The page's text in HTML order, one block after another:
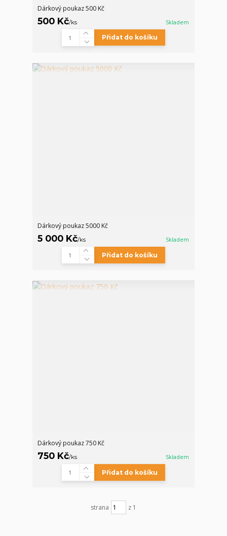
Dárkový poukaz 500 Kč
500 Kč/ks Skladem
Přidat do košíku
Dárkový poukaz 5000 Kč
5 000 Kč/ks Skladem
Přidat do košíku
Dárkový poukaz 750 Kč
750 Kč/ks Skladem
Přidat do košíku
strana z 1